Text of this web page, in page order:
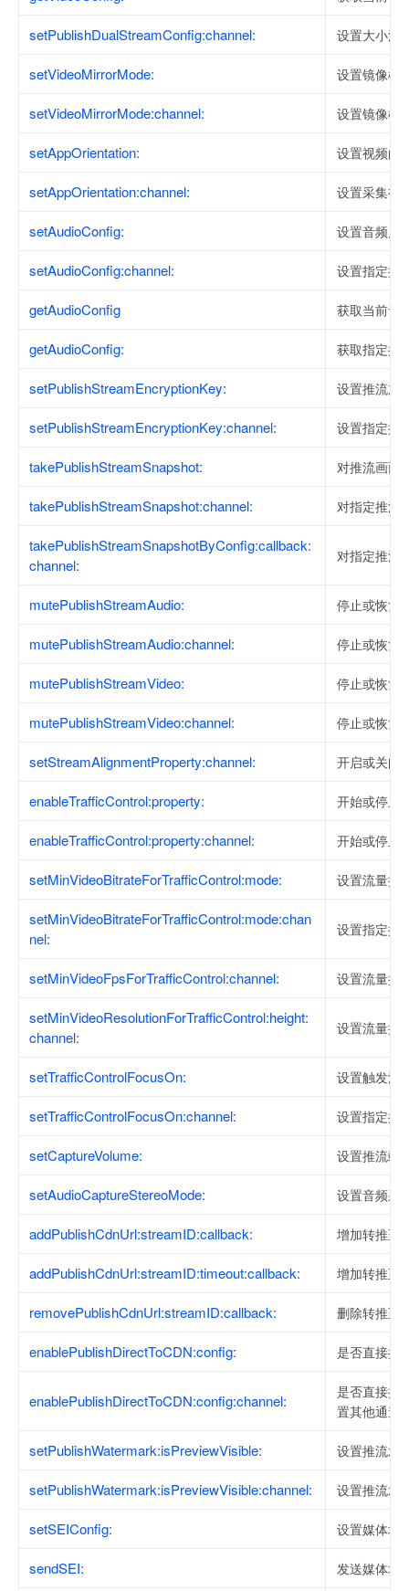
setPublishDualStreamConfig:channel: 设置大小流
setVideoMirrorMode: 设置镜像模
setVideoMirrorMode:channel: 设置镜像模
setAppOrientation: 设置视频的
setAppOrientation:channel: 设置采集视
setAudioConfig: 设置音频质
setAudioConfig:channel: 设置指定推
getAudioConfig 获取当前音
getAudioConfig: 获取指定推
setPublishStreamEncryptionKey: 设置推流加
setPublishStreamEncryptionKey:channel: 设置指定推
takePublishStreamSnapshot: 对推流画面
takePublishStreamSnapshot:channel: 对指定推流
takePublishStreamSnapshotByConfig:callback:
channel:
对指定推流
mutePublishStreamAudio: 停止或恢复
mutePublishStreamAudio:channel: 停止或恢复
mutePublishStreamVideo: 停止或恢复
mutePublishStreamVideo:channel: 停止或恢复
setStreamAlignmentProperty:channel: 开启或关闭
enableTrafficControl:property: 开始或停止
enableTrafficControl:property:channel: 开始或停止
setMinVideoBitrateForTrafficControl:mode: 设置流量控
setMinVideoBitrateForTrafficControl:mode:chan
nel:
设置指定推
setMinVideoFpsForTrafficControl:channel: 设置流量控
setMinVideoResolutionForTrafficControl:height:
channel:
设置流量控
setTrafficControlFocusOn: 设置触发流
setTrafficControlFocusOn:channel: 设置指定推
setCaptureVolume: 设置推流端
setAudioCaptureStereoMode: 设置音频采
addPublishCdnUrl:streamID:callback: 增加转推至
addPublishCdnUrl:streamID:timeout:callback: 增加转推至
removePublishCdnUrl:streamID:callback: 删除转推至
enablePublishDirectToCDN:config: 是否直接推
enablePublishDirectToCDN:config:channel:
是否直接推
置其他通道
setPublishWatermark:isPreviewVisible: 设置推流水
setPublishWatermark:isPreviewVisible:channel: 设置推流水
setSEIConfig: 设置媒体增
sendSEI: 发送媒体增